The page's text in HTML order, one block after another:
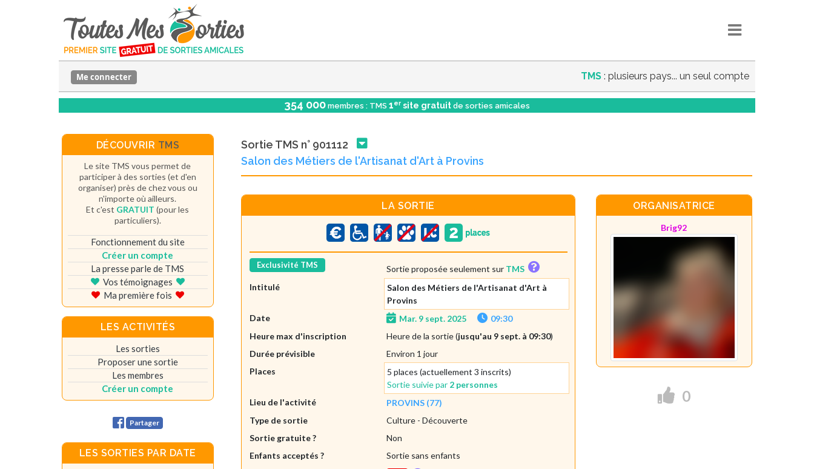
TMS : plusieurs pays... un seul compte
Me connecter
354 000 membres : TMS 1er site gratuit de sorties amicales
Sortie TMS n° 901112
Salon des Métiers de l'Artisanat d'Art à Provins
LA SORTIE
Exclusivité TMS Sortie proposée seulement sur TMS
Intitulé
Salon des Métiers de l'Artisanat d'Art à
Provins
Date
Mar. 9 sept. 2025
09:30
Heure max d'inscription
Heure de la sortie (jusqu'au 9 sept. à 09:30)
Durée prévisible
Environ 1 jour
Places
5 places (actuellement 3 inscrits)
Sortie suivie par 2 personnes
Lieu de l'activité
PROVINS (77)
Type de sortie
Culture - Découverte
Sortie gratuite ?
Non
Enfants acceptés ?
Sortie sans enfants
ORGANISATRICE
Brig92
0
DÉCOUVRIR TMS
Le site TMS vous permet de
participer à des sorties (et d'en
organiser) près de chez vous ou
n'importe où ailleurs.
Et c'est GRATUIT (pour les
particuliers).
Fonctionnement du site
Créer un compte
La presse parle de TMS
Vos témoignages
Ma première fois
LES ACTIVITÉS
Les sorties
Proposer une sortie
Les membres
Créer un compte
Partager
LES SORTIES PAR DATE